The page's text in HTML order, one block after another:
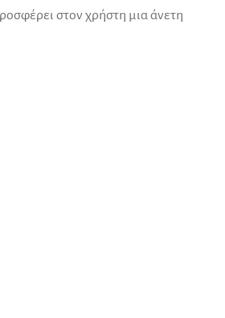
στον χρήστη μια άνετη